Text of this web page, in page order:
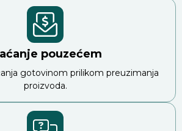
pouzećem
gotovinom prilikom preuzimanja
proizvoda.